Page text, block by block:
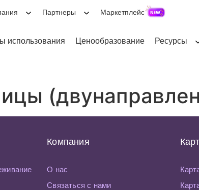
Партнеры Маркетплейс
использования Ценообразование Ресурсы
Компания
О нас
Связаться с нами